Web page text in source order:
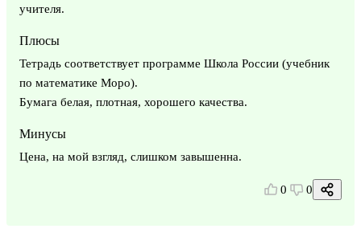
учителя.
Плюсы
Тетрадь соответствует программе Школа России (учебник
по математике Моро).
Бумага белая, плотная, хорошего качества.
Минусы
Цена, на мой взгляд, слишком завышенна.
0 0